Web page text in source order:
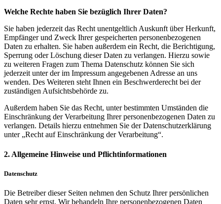
Welche Rechte haben Sie bezüglich Ihrer Daten?
Sie haben jederzeit das Recht unentgeltlich Auskunft über Herkunft,
Empfänger und Zweck Ihrer gespeicherten personenbezogenen
Daten zu erhalten. Sie haben außerdem ein Recht, die Berichtigung,
Sperrung oder Löschung dieser Daten zu verlangen. Hierzu sowie
zu weiteren Fragen zum Thema Datenschutz können Sie sich
jederzeit unter der im Impressum angegebenen Adresse an uns
wenden. Des Weiteren steht Ihnen ein Beschwerderecht bei der
zuständigen Aufsichtsbehörde zu.
Außerdem haben Sie das Recht, unter bestimmten Umständen die
Einschränkung der Verarbeitung Ihrer personenbezogenen Daten zu
verlangen. Details hierzu entnehmen Sie der Datenschutzerklärung
unter „Recht auf Einschränkung der Verarbeitung“.
2. Allgemeine Hinweise und Pflichtinformationen
Datenschutz
Die Betreiber dieser Seiten nehmen den Schutz Ihrer persönlichen
Daten sehr ernst. Wir behandeln Ihre personenbezogenen Daten